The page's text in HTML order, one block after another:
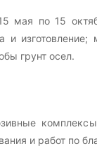
мая по 15
и
грунт осел.
и работ по